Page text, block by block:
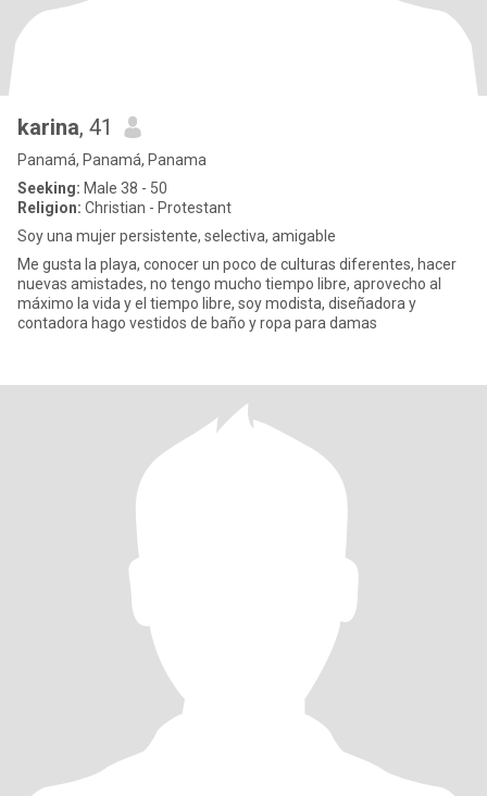
karina, 41
Panamá, Panamá, Panama
Seeking: Male 38 - 50
Religion: Christian - Protestant
Soy una mujer persistente, selectiva, amigable
Me gusta la playa, conocer un poco de culturas diferentes, hacer
nuevas amistades, no tengo mucho tiempo libre, aprovecho al
máximo la vida y el tiempo libre, soy modista, diseñadora y
contadora hago vestidos de baño y ropa para damas